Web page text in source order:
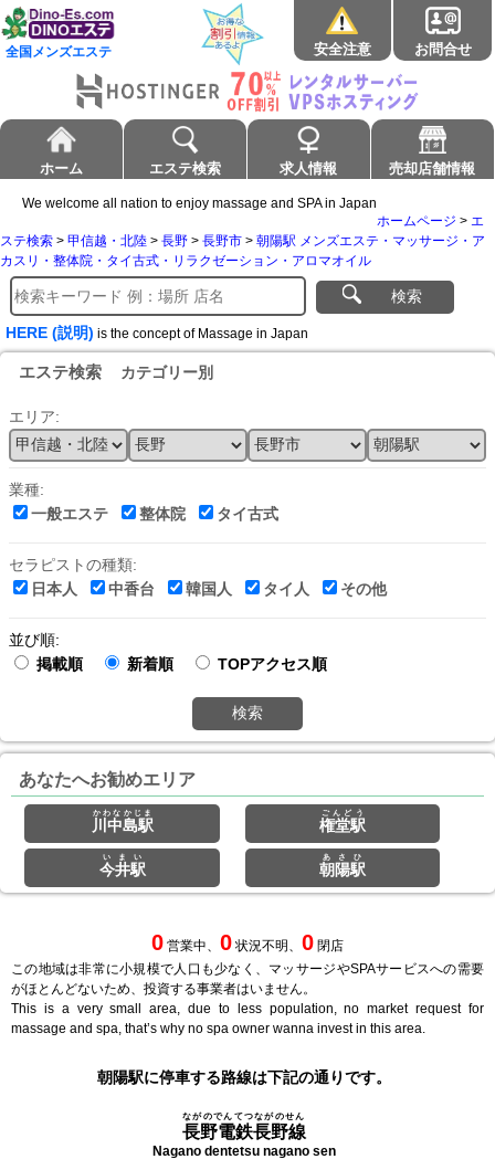
全国メンズエステ 安全注意 お問合せ
ホーム エステ検索 求人情報 売却店舗情報
We welcome all nation to enjoy massage and SPA in Japan
ホームページ > エ
ステ検索 > 甲信越・北陸 > 長野 > 長野市 > 朝陽駅 メンズエステ・マッサージ・ア
カスリ・整体院・タイ古式・リラクゼーション・アロマオイル
検索
HERE (説明) is the concept of Massage in Japan
エステ検索 カテゴリー別
エリア:
業種:
一般エステ
整体院 タイ古式
セラピストの種類:
日本人
中香台 韓国人 タイ人 その他
並び順:
掲載順
新着順 TOPアクセス順
検索
あなたへお勧めエリア
川中島駅
かわなかじま
権堂駅
ごんどう
今井駅
いまい
朝陽駅
あさひ
0 営業中、 0 状況不明、 0 閉店
この地域は非常に小規模で人口も少なく、マッサージやSPAサービスへの需要
がほとんどないため、投資する事業者はいません。
This is a very small area, due to less population, no market request for
massage and spa, that’s why no spa owner wanna invest in this area.
朝陽駅に停車する路線は下記の通りです。
長野電鉄長野線
ながのでんてつながのせん
Nagano dentetsu nagano sen